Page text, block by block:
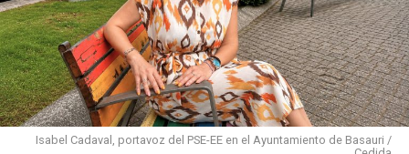
Isabel Cadaval, portavoz del PSE-EE en el Ayuntamiento de Basauri /